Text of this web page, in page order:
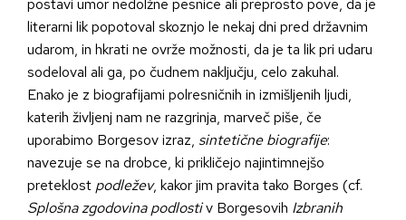
postavi umor nedolžne pesnice ali preprosto pove, da je
literarni lik popotoval skoznjo le nekaj dni pred državnim
udarom, in hkrati ne ovrže možnosti, da je ta lik pri udaru
sodeloval ali ga, po čudnem naključju, celo zakuhal.
Enako je z biografijami polresničnih in izmišljenih ljudi,
katerih življenj nam ne razgrinja, marveč piše, če
uporabimo Borgesov izraz, sintetične biografije:
navezuje se na drobce, ki prikličejo najintimnejšo
preteklost podležev, kakor jim pravita tako Borges (cf.
Splošna zgodovina podlostiv Borgesovih Izbranih